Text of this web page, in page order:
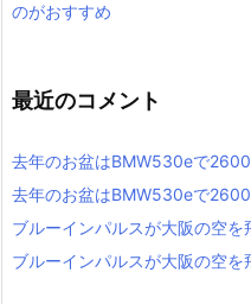
のがおすすめ
最近のコメント
去年のお盆はBMW530eで
去年のお盆はBMW530eで
ブルーインパルスが大阪の空を
ブルーインパルスが大阪の空を